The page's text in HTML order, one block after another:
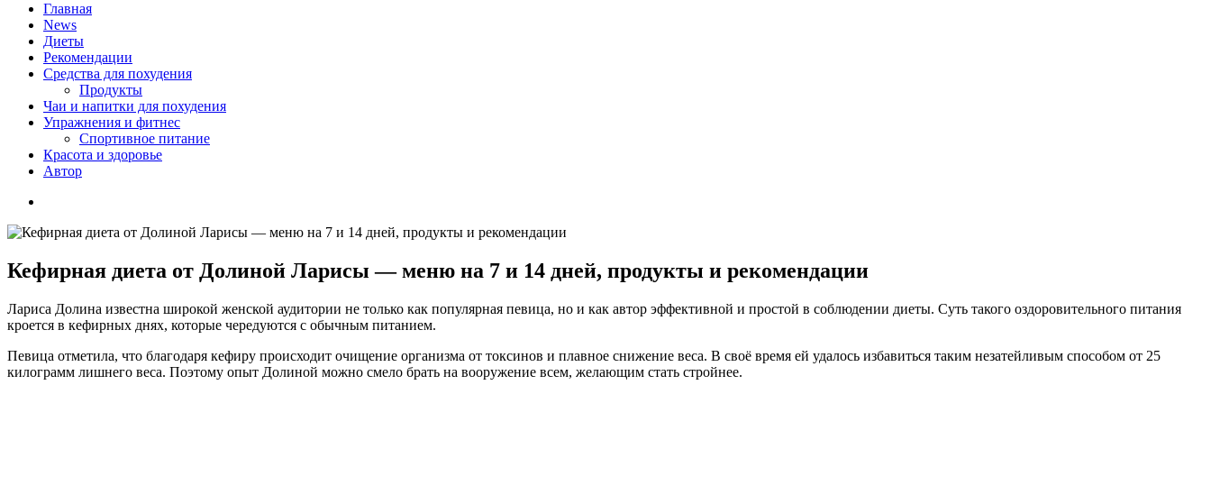
Главная
News
Диеты
Рекомендации
Средства для похудения
Продукты
Чаи и напитки для похудения
Упражнения и фитнес
Спортивное питание
Красота и здоровье
Автор
Кефирная диета от Долиной Ларисы — меню на 7 и 14 дней, продукты и рекомендации
Лариса Долина известна широкой женской аудитории не только как популярная певица, но и как автор эффективной и простой в соблюдении диеты. Суть такого оздоровительного питания
кроется в кефирных днях, которые чередуются с обычным питанием.
Певица отметила, что благодаря кефиру происходит очищение организма от токсинов и плавное снижение веса. В своё время ей удалось избавиться таким незатейливым способом от 25
килограмм лишнего веса. Поэтому опыт Долиной можно смело брать на вооружение всем, желающим стать стройнее.